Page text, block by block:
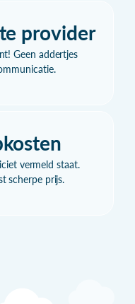
provider
Geen addertjes
vermeld staat.
scherpe prijs.